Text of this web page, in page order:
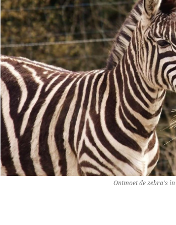
Ontmoet de zebra's